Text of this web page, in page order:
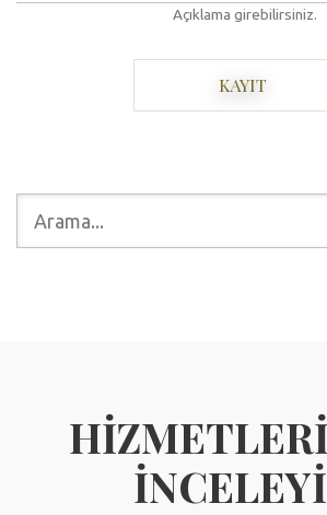
Açıklama girebilirsiniz.
ARAMA FORMU